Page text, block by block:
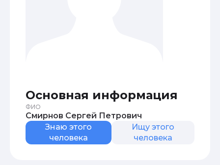
Основная информация
ФИО
Смирнов Сергей Петрович
Знаю этого
человека
Ищу этого
человека